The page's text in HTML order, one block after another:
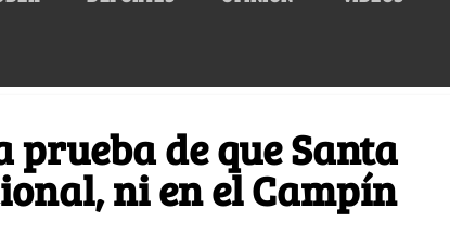
prueba de que Santa
ni en el Campín